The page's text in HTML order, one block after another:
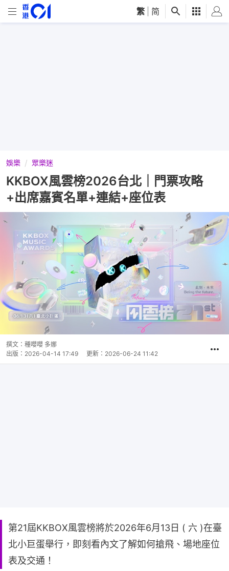
繁 简
娛樂 眾樂迷
KKBOX風雲榜2026台北｜門票攻略
+出席嘉賓名單+連結+座位表
撰文： 種嚶嚶 多娜
出版： 2026-04-14 17:49 更新： 2026-06-24 11:42
第21屆KKBOX風雲榜將於2026年6月13日 ( 六 )在臺
北小巨蛋舉行，即刻看內文了解如何搶飛、場地座位
表及交通！